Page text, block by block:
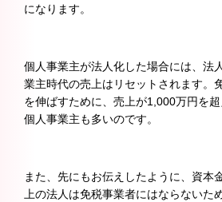
になります。
個人事業主が法人化した場合には、法
業主時代の売上はリセットされます。
を伸ばすために、売上が1,000万円を
個人事業主も多いのです。
また、先にもお伝えしたように、資本
上の法人は免税事業者にはならないた